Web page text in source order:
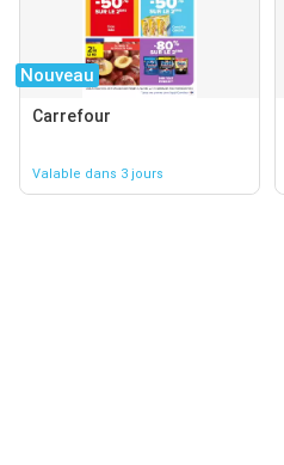
Nouveau
Carrefour
Valable dans 3 jours